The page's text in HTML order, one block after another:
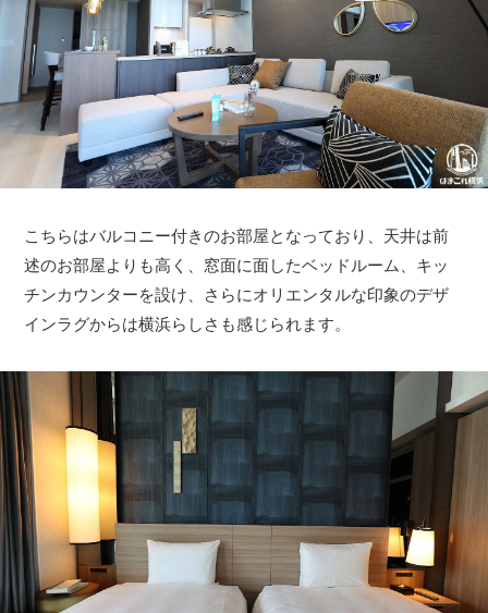
こちらはバルコニー付きのお部屋となっており、天井は前
述のお部屋よりも高く、窓面に面したベッドルーム、キッ
チンカウンターを設け、さらにオリエンタルな印象のデザ
インラグからは横浜らしさも感じられます。